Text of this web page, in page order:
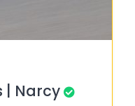
| Narcy